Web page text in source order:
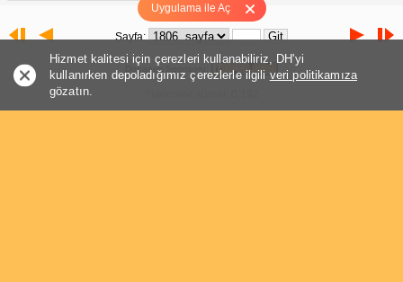
Uygulama ile Aç
Sayfa:
Donanım Sponsoru:
Hizmet kalitesi için çerezleri kullanabiliriz, DH'yi
kullanırken depoladığımız çerezlerle ilgili veri politikamıza
gözatın.